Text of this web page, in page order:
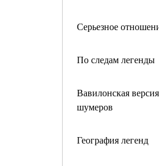
Серьезное
По следам легенды
Вавилонская
шумеров
География легенд